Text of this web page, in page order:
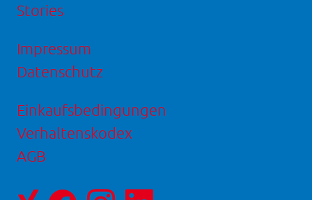
Stories
Impressum
Datenschutz
Einkaufsbedingungen
Verhaltenskodex
AGB